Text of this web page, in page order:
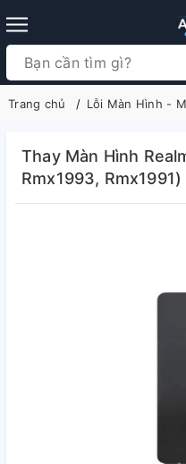
Trang chủ Lỗi Màn Hình -
Thay Màn Hình
Rmx1993, Rmx1991)